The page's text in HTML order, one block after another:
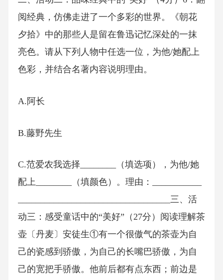
阅经典，仿佛走进了一个多彩的世界。《朝花
夕拾》中的那些人是留在鲁迅记忆深处的一抹
亮色。请从下列人物中任选一位，为他/她配上
色彩，并结合名著内容说明理由。
A.阿长
B.藤野先生
C.范爱农我选择________（填选项），为他/她
配上________（填颜色）。理由：___________
__________________________________三、活
动三：感受童话中的“美好”（27分）阅读理解茶
壶〔丹麦〕安徒生①有一个很傲气的茶壶为自
己的瓷感到骄傲，为自己的长嘴巴骄傲，为自
己的宽把手骄傲。他前后都有点东西；前边是